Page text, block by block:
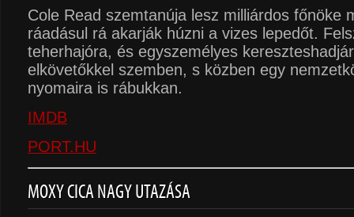
Cole Read szemtanúja lesz milliárdos főnöke
ráadásul rá akarják húzni a vizes lepedőt.
teherhajóra, és egyszemélyes
elkövetőkkel szemben, s közben egy
nyomaira is rábukkan.
IMDB
PORT.HU
MOXY CICA NAGY UTAZÁSA